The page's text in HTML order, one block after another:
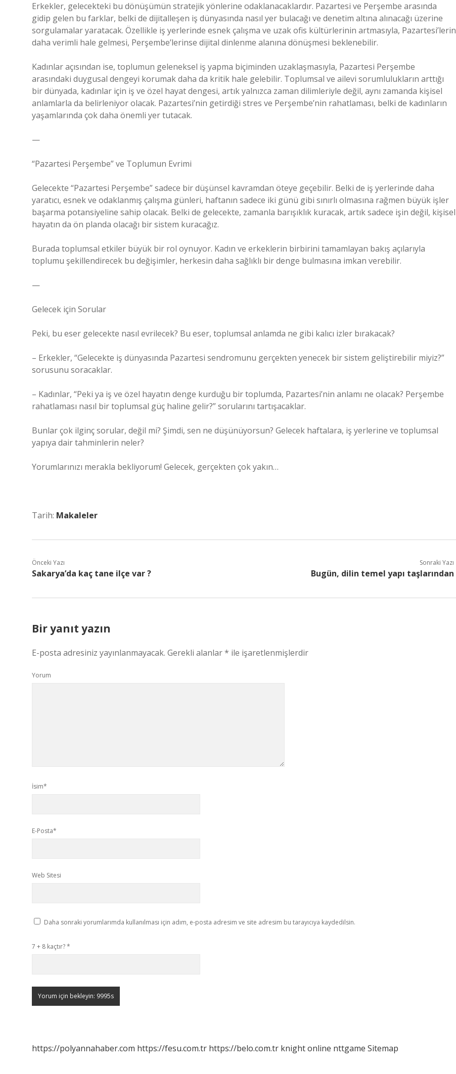
Erkekler, gelecekteki bu dönüşümün stratejik yönlerine odaklanacaklardır. Pazartesi ve Perşembe arasında
gidip gelen bu farklar, belki de dijitalleşen iş dünyasında nasıl yer bulacağı ve denetim altına alınacağı üzerine
sorgulamalar yaratacak. Özellikle iş yerlerinde esnek çalışma ve uzak ofis kültürlerinin artmasıyla, Pazartesi’lerin
daha verimli hale gelmesi, Perşembe’lerinse dijital dinlenme alanına dönüşmesi beklenebilir.
Kadınlar açısından ise, toplumun geleneksel iş yapma biçiminden uzaklaşmasıyla, Pazartesi Perşembe
arasındaki duygusal dengeyi korumak daha da kritik hale gelebilir. Toplumsal ve ailevi sorumlulukların arttığı
bir dünyada, kadınlar için iş ve özel hayat dengesi, artık yalnızca zaman dilimleriyle değil, aynı zamanda kişisel
anlamlarla da belirleniyor olacak. Pazartesi’nin getirdiği stres ve Perşembe’nin rahatlaması, belki de kadınların
yaşamlarında çok daha önemli yer tutacak.
—
“Pazartesi Perşembe” ve Toplumun Evrimi
Gelecekte “Pazartesi Perşembe” sadece bir düşünsel kavramdan öteye geçebilir. Belki de iş yerlerinde daha
yaratıcı, esnek ve odaklanmış çalışma günleri, haftanın sadece iki günü gibi sınırlı olmasına rağmen büyük işler
başarma potansiyeline sahip olacak. Belki de gelecekte, zamanla barışıklık kuracak, artık sadece işin değil, kişisel
hayatın da ön planda olacağı bir sistem kuracağız.
Burada toplumsal etkiler büyük bir rol oynuyor. Kadın ve erkeklerin birbirini tamamlayan bakış açılarıyla
toplumu şekillendirecek bu değişimler, herkesin daha sağlıklı bir denge bulmasına imkan verebilir.
—
Gelecek için Sorular
Peki, bu eser gelecekte nasıl evrilecek? Bu eser, toplumsal anlamda ne gibi kalıcı izler bırakacak?
– Erkekler, “Gelecekte iş dünyasında Pazartesi sendromunu gerçekten yenecek bir sistem geliştirebilir miyiz?”
sorusunu soracaklar.
– Kadınlar, “Peki ya iş ve özel hayatın denge kurduğu bir toplumda, Pazartesi’nin anlamı ne olacak? Perşembe
rahatlaması nasıl bir toplumsal güç haline gelir?” sorularını tartışacaklar.
Bunlar çok ilginç sorular, değil mi? Şimdi, sen ne düşünüyorsun? Gelecek haftalara, iş yerlerine ve toplumsal
yapıya dair tahminlerin neler?
Yorumlarınızı merakla bekliyorum! Gelecek, gerçekten çok yakın…
Tarih: Makaleler
Önceki Yazı
Sakarya’da kaç tane ilçe var ?
Sonraki Yazı
Bugün, dilin temel yapı taşlarından
Bir yanıt yazın
E-posta adresiniz yayınlanmayacak. Gerekli alanlar* ile işaretlenmişlerdir
Yorum
İsim*
E-Posta*
Web Sitesi
Daha sonraki yorumlarımda kullanılması için adım, e-posta adresim ve site adresim bu tarayıcıya kaydedilsin.
7 + 8 kaçtır?*
https://polyannahaber.com https://fesu.com.tr https://belo.com.tr knight online nttgame Sitemap